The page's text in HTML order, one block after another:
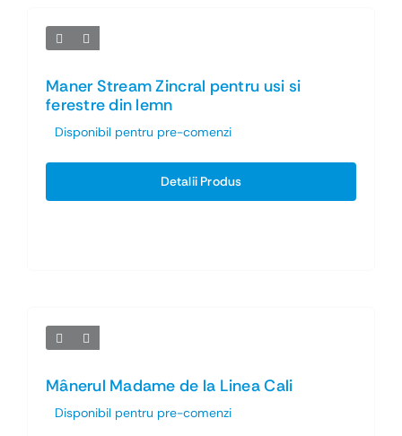
Maner Stream Zincral pentru usi si
ferestre din lemn
Disponibil pentru pre-comenzi
Detalii Produs
Mânerul Madame de la Linea Cali
Disponibil pentru pre-comenzi